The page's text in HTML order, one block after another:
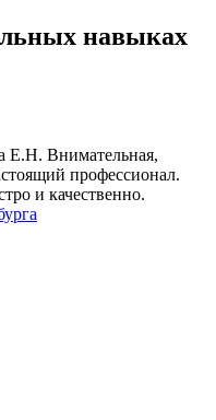
навыках
Е.Н. Внимательная,
профессионал.
и качественно.